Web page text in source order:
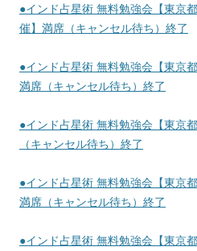
●インド占星術 無料勉強会【東京
催】満席（キャンセル待ち）終了
●インド占星術 無料勉強会【東京
満席（キャンセル待ち）終了
●インド占星術 無料勉強会【東京
（キャンセル待ち）終了
●インド占星術 無料勉強会【東京
満席（キャンセル待ち）終了
●インド占星術 無料勉強会【東京